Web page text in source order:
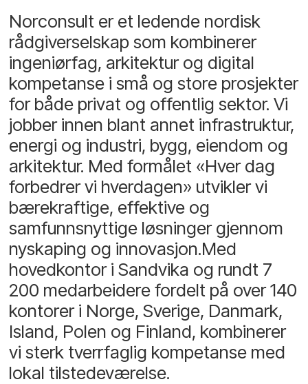
Norconsult er et ledende nordisk
rådgiverselskap som kombinerer
ingeniørfag, arkitektur og digital
kompetanse i små og store prosjekter
for både privat og offentlig sektor. Vi
jobber innen blant annet infrastruktur,
energi og industri, bygg, eiendom og
arkitektur. Med formålet «Hver dag
forbedrer vi hverdagen» utvikler vi
bærekraftige, effektive og
samfunnsnyttige løsninger gjennom
nyskaping og innovasjon.Med
hovedkontor i Sandvika og rundt 7
200 medarbeidere fordelt på over 140
kontorer i Norge, Sverige, Danmark,
Island, Polen og Finland, kombinerer
vi sterk tverrfaglig kompetanse med
lokal tilstedeværelse.